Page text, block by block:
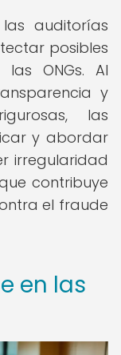
auditorías
posibles
ONGs. Al
y
las
y abordar
irregularidad
contribuye
el fraude
en las